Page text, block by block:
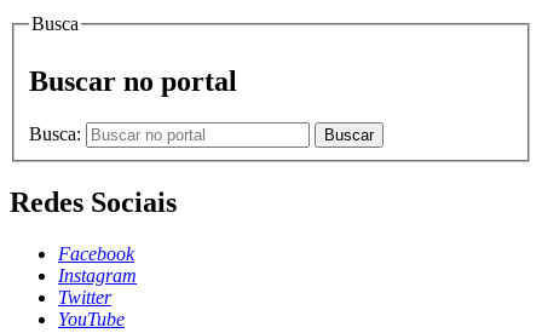
Busca
Buscar no portal
Busca: Buscar
Redes Sociais
Facebook
Instagram
Twitter
YouTube